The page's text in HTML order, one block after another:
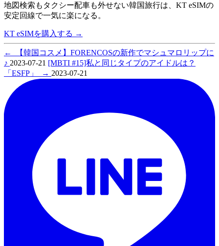
地図検索もタクシー配車も外せない韓国旅行は、 KT eSIMの
安定回線で一気に楽になる。
KT eSIMを購入する →
←
【韓国コスメ】FORENCOSの新作でマシュマロリップに
♪ 2023-07-21 [MBTI #15]私と同じタイプのアイドルは？
「ESFP」
→ 2023-07-21